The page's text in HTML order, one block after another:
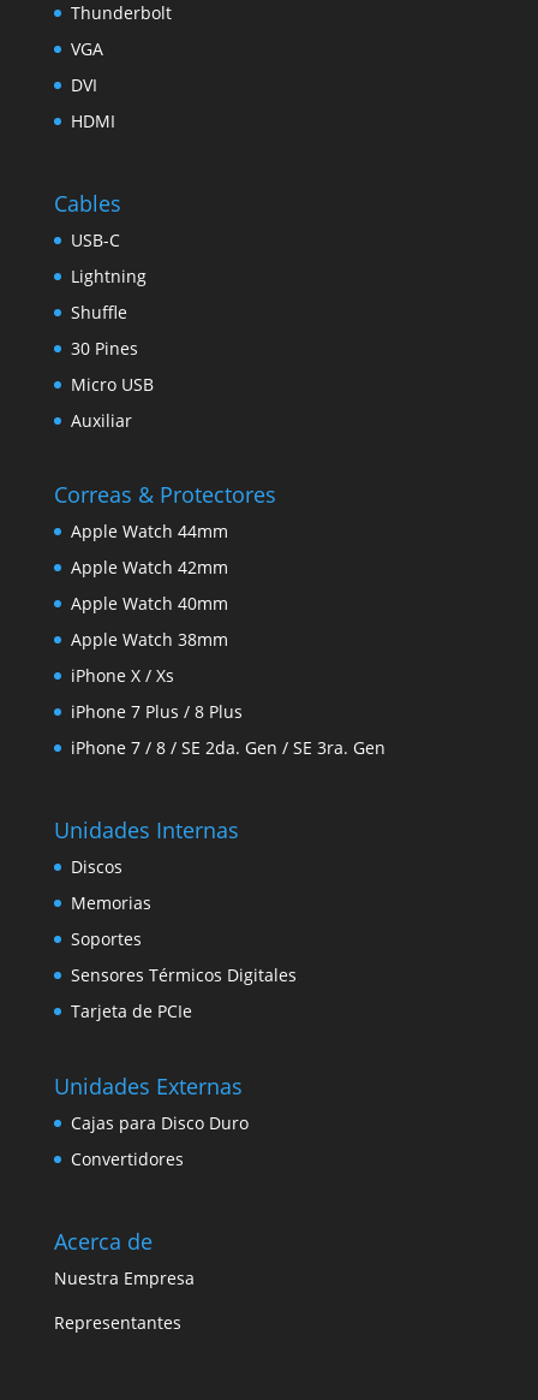
Thunderbolt
VGA
DVI
HDMI
Cables
USB-C
Lightning
Shuffle
30 Pines
Micro USB
Auxiliar
Correas & Protectores
Apple Watch 44mm
Apple Watch 42mm
Apple Watch 40mm
Apple Watch 38mm
iPhone X / Xs
iPhone 7 Plus / 8 Plus
iPhone 7 / 8 / SE 2da. Gen / SE 3ra. Gen
Unidades Internas
Discos
Memorias
Soportes
Sensores Térmicos Digitales
Tarjeta de PCIe
Unidades Externas
Cajas para Disco Duro
Convertidores
Acerca de
Nuestra Empresa
Representantes